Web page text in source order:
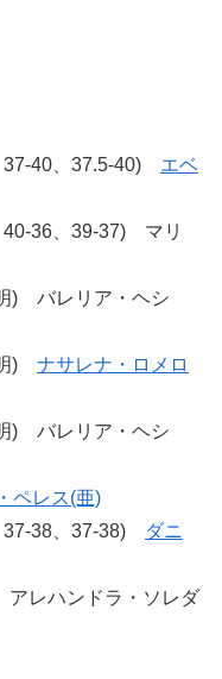
40、37.5-40) エベ
36、39-37) マリ
) バレリア・ヘシ
) ナサレナ・ロメロ
) バレリア・ヘシ
ペレス(亜)
38、37-38)
ダニ
レハンドラ・ソレダ